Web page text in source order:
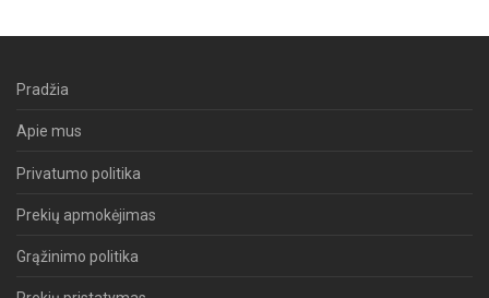
Pradžia
Apie mus
Privatumo politika
Prekių apmokėjimas
Grąžinimo politika